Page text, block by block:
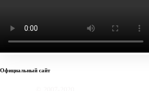
Официальный сайт